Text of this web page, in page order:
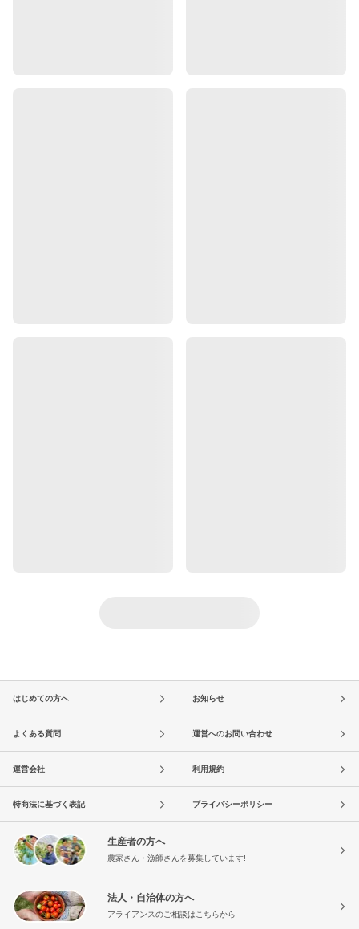
はじめての方へ お知らせ
よくある質問 運営へのお問い合わせ
運営会社 利用規約
特商法に基づく表記 プライバシーポリシー
生産者の方へ
農家さん・漁師さんを募集しています!
法人・自治体の方へ
アライアンスのご相談はこちらから